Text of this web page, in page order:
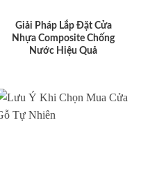
Giải Pháp Lắp Đặt Cửa
Nhựa Composite Chống
Nước Hiệu Quả